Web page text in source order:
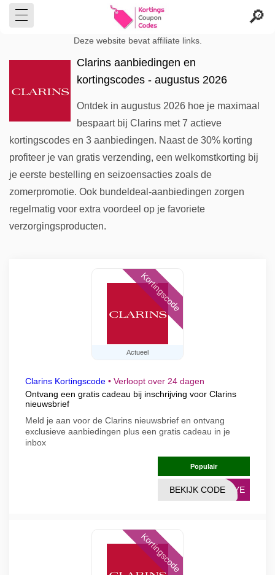
Deze website bevat affiliate links.
Clarins aanbiedingen en
kortingscodes - augustus 2026
Ontdek in augustus 2026 hoe je maximaal
bespaart bij Clarins met 7 actieve
kortingscodes en 3 aanbiedingen. Naast de 30% korting
profiteer je van gratis verzending, een welkomstkorting bij
je eerste bestelling en seizoensacties zoals de
zomerpromotie. Ook bundeldeal-aanbiedingen zorgen
regelmatig voor extra voordeel op je favoriete
verzorgingsproducten.
Actueel
Kortingscode
Clarins Kortingscode • Verloopt over 24 dagen
Ontvang een gratis cadeau bij inschrijving voor Clarins
nieuwsbrief
Meld je aan voor de Clarins nieuwsbrief en ontvang
exclusieve aanbiedingen plus een gratis cadeau in je
inbox
Populair
SEYE
BEKIJK CODE
Kortingscode